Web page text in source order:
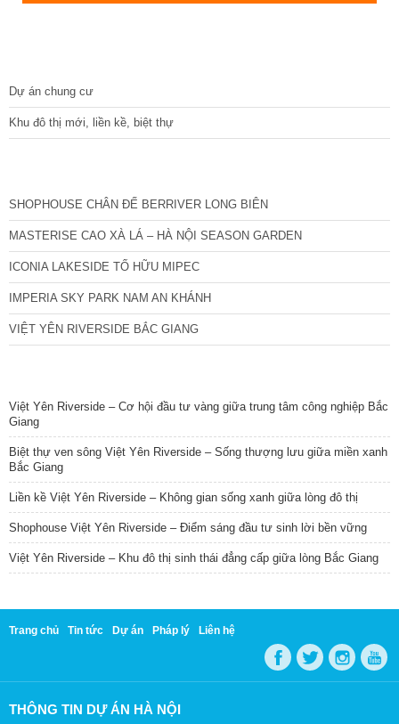
Dự án chung cư
Khu đô thị mới, liền kề, biệt thự
SHOPHOUSE CHÂN ĐẾ BERRIVER LONG BIÊN
MASTERISE CAO XÀ LÁ – HÀ NỘI SEASON GARDEN
ICONIA LAKESIDE TỐ HỮU MIPEC
IMPERIA SKY PARK NAM AN KHÁNH
VIỆT YÊN RIVERSIDE BẮC GIANG
Việt Yên Riverside – Cơ hội đầu tư vàng giữa trung tâm công nghiệp Bắc
Giang
Biệt thự ven sông Việt Yên Riverside – Sống thượng lưu giữa miền xanh
Bắc Giang
Liền kề Việt Yên Riverside – Không gian sống xanh giữa lòng đô thị
Shophouse Việt Yên Riverside – Điểm sáng đầu tư sinh lời bền vững
Việt Yên Riverside – Khu đô thị sinh thái đẳng cấp giữa lòng Bắc Giang
Trang chủ Tin tức Dự án Pháp lý Liên hệ
THÔNG TIN DỰ ÁN HÀ NỘI